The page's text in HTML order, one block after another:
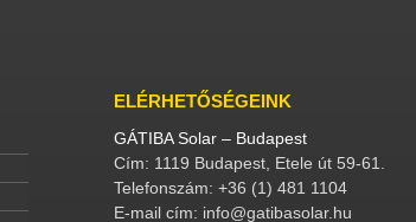
ELÉRHETŐSÉGEINK
GÁTIBA Solar – Budapest
Cím: 1119 Budapest, Etele út 59-61.
Telefonszám: +36 (1) 481 1104
E-mail cím: info@gatibasolar.hu